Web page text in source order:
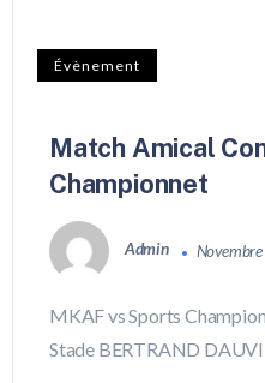
Évènement
Match Amical
Championnet
Admin
MKAF vs Sports
Stade BERTRAND